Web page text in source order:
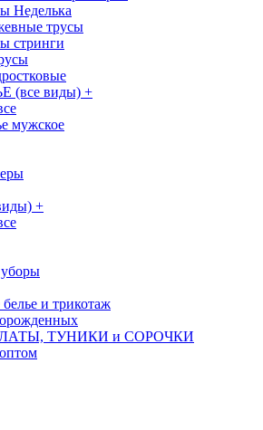
Неделька
трусы
стринги
(все виды) +
мужское
+
и трикотаж
ТУНИКИ и СОРОЧКИ